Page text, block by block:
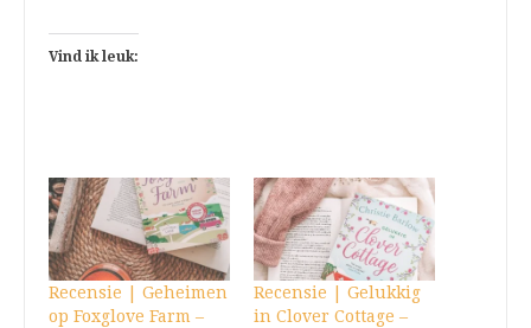
Vind ik leuk:
Recensie | Geheimen
op Foxglove Farm –
Recensie | Gelukkig
in Clover Cottage –